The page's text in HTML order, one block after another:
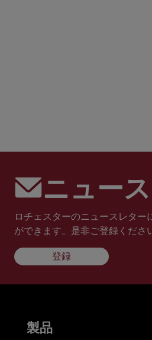
ニュー
ロチェスターのニュースレタ
ができます。是非ご登録くださ
登録
製品